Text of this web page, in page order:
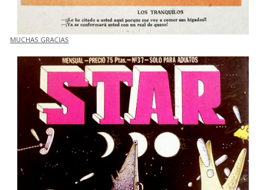
MUCHAS GRACIAS